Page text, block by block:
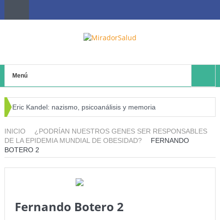
Menú
Eric Kandel: nazismo, psicoanálisis y memoria
El negocio avícola, el déficit energético y la sostenibilidad de
los productores avícolas independientes
(SOFI) 2025: ¿Realidad estadística o espejismo numérico?
INICIO
¿PODRÍAN NUESTROS GENES SER RESPONSABLES
DE LA EPIDEMIA MUNDIAL DE OBESIDAD?
FERNANDO
BOTERO 2
Fernando Botero 2